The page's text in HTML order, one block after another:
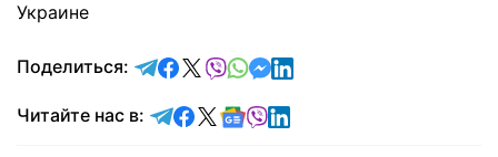
Украине
Поделиться: отправить в Telegram
поделиться в Facebook
поделиться в X
отправить в Viber
отправить в Whatsapp
отправить в Messenger
отправить в LinkedIn
Читайте нас в: Читайте в Telegram
Читайте в Facebook
Читайте в X
Читайте в Google news
Читайте в Viber
Читайте в LinkedIn